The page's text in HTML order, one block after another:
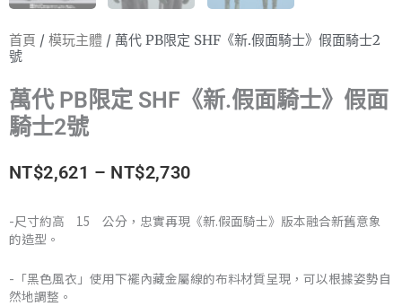
首頁 / 模玩主體 / 萬代 PB限定 SHF《新.假面騎士》假面騎士2
號
萬代 PB限定 SHF《新.假面騎士》假面
騎士2號
NT$2,621 – NT$2,730價
圍：
-尺寸約高 15 公分，忠實再現《新.假面騎士》版本融合新舊意象
的造型。
-「黑色風衣」使用下襬內藏金屬線的布料材質呈現，可以根據姿勢自
然地調整。